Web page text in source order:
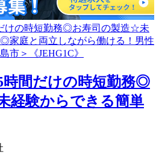
時間だけの時短勤務◎
経験からできる簡単